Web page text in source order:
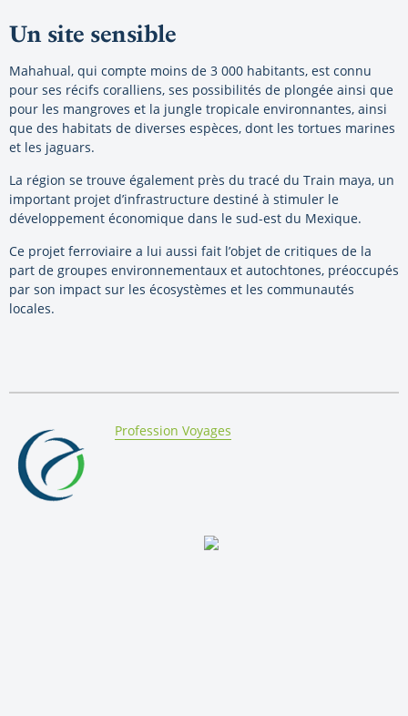
Un site sensible
Mahahual, qui compte moins de 3 000 habitants, est connu
pour ses récifs coralliens, ses possibilités de plongée ainsi que
pour les mangroves et la jungle tropicale environnantes, ainsi
que des habitats de diverses espèces, dont les tortues marines
et les jaguars.
La région se trouve également près du tracé du Train maya, un
important projet d’infrastructure destiné à stimuler le
développement économique dans le sud-est du Mexique.
Ce projet ferroviaire a lui aussi fait l’objet de critiques de la
part de groupes environnementaux et autochtones, préoccupés
par son impact sur les écosystèmes et les communautés
locales.
By:
Profession Voyages